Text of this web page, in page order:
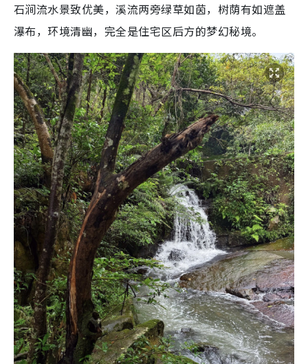
石涧流水景致优美，溪流两旁绿草如茵，树荫有如遮盖
瀑布，环境清幽，完全是住宅区后方的梦幻秘境。